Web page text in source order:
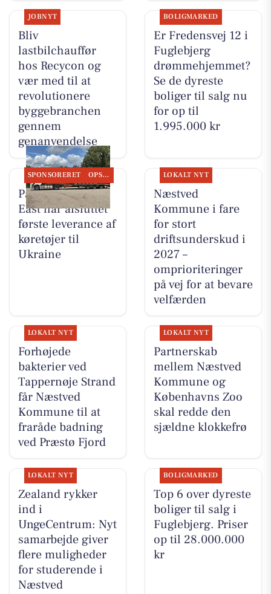
JOBNYT
Bliv
lastbilchauffør
hos Recycon og
vær med til at
revolutionere
byggebranchen
gennem
genanvendelse
BOLIGMARKED
Er Fredensvej 12 i
Fuglebjerg
drømmehjemmet?
Se de dyreste
boliger til salg nu
for op til
1.995.000 kr
SPONSORERET OPSLAGSTAVLEN
PanzerMuseum
East har afsluttet
første leverance af
køretøjer til
Ukraine
LOKALT NYT
Næstved
Kommune i fare
for stort
driftsunderskud i
2027 –
omprioriteringer
på vej for at bevare
velfærden
LOKALT NYT
Forhøjede
bakterier ved
Tappernøje Strand
får Næstved
Kommune til at
fraråde badning
ved Præstø Fjord
LOKALT NYT
Partnerskab
mellem Næstved
Kommune og
Københavns Zoo
skal redde den
sjældne klokkefrø
LOKALT NYT
Zealand rykker
ind i
UngeCentrum: Nyt
samarbejde giver
flere muligheder
for studerende i
Næstved
BOLIGMARKED
Top 6 over dyreste
boliger til salg i
Fuglebjerg. Priser
op til 28.000.000
kr